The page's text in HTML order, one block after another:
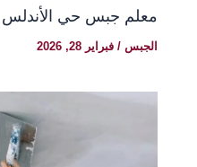
معلم جبس حي الأندلس
الجبس /فبراير 28, 2026